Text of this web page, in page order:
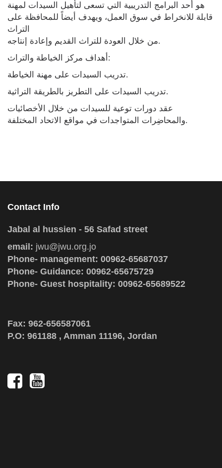
هو أحد البرامج التدريبية التي تسعى لتأهيل السيدات لمهنة
قابلة للانخراط في سوق العمل، ويهدف أيضاً للمحافظة على
التراث
من خلال العودة للتراث القديم وإعادة إنتاجه.
أهداف مركز الخياطة والتراث:
تدريب السيدات على مهنة الخياطة.
تدريب السيدات على التطريز بالطريقة التراثية.
عقد دورات توعية للسيدات من خلال الأخصائيات
والمحاضِرات المتواجدات في مواقع الاتحاد المختلفة.
Contact Info
Jabal al hussien - 56 Safad street
email: jwu@jwu.org.jo
Phone- management: 00962-65687037
Phone- Guidance: 00962-65675729
Phone- Guest hospitality: 00962-65689522
Fax: 962-656587061
P.O: 961188 , Amman 11196, Jordan
Social